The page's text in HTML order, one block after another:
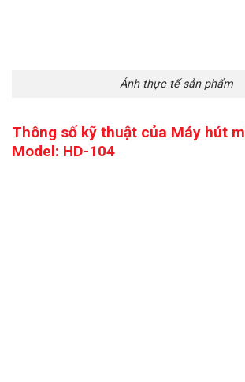
Ảnh thực tế sản phẩm
Thông số kỹ thuật của Máy hút
Model: HD-104